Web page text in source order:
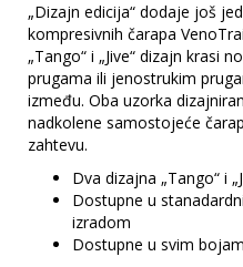
„Dizajn edicija“ dodaje još
kompresivnih čarapa
„Tango“ i „Jive“ dizajn krasi
prugama ili jenostrukim
između. Oba uzorka
nadkolene samostojeće
zahtevu.
Dva dizajna „Tango“ i
Dostupne u
izradom
Dostupne u svim